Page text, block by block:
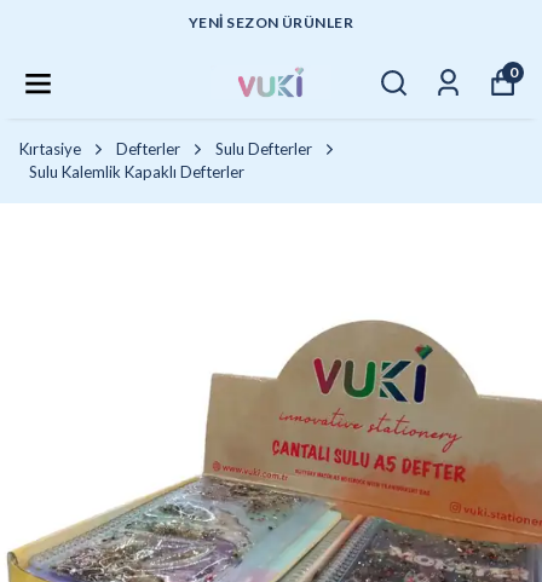
YENI SEZON ÜRÜNLER
0
Kırtasiye Defterler
Sulu Defterler
Sulu Kalemlik Kapaklı Defterler